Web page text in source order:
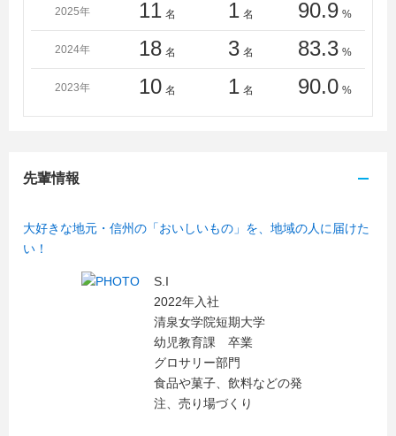
2025年 11 名 1 名 90.9 %
2024年 18 名 3 名 83.3 %
2023年 10 名 1 名 90.0 %
先輩情報
大好きな地元・信州の「おいしいもの」を、地域の人に届けた
い！
S.I
2022年入社
清泉女学院短期大学
幼児教育課 卒業
グロサリー部門
食品や菓子、飲料などの発
注、売り場づくり